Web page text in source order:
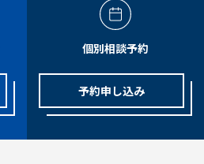
個別相談予約
予約申し込み